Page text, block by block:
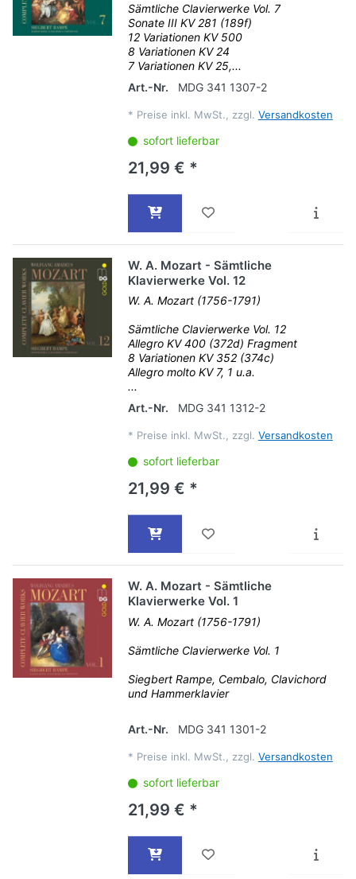
Sämtliche Clavierwerke Vol. 7
Sonate III KV 281 (189f)
12 Variationen KV 500
8 Variationen KV 24
7 Variationen KV 25,...
Art.-Nr.
MDG 341 1307-2
* Preise inkl. MwSt., zzgl. Versandkosten
sofort lieferbar
21,99 € *
W. A. Mozart - Sämtliche
Klavierwerke Vol. 12
W. A. Mozart (1756-1791)
Sämtliche Clavierwerke Vol. 12
Allegro KV 400 (372d) Fragment
8 Variationen KV 352 (374c)
Allegro molto KV 7, 1 u.a.
...
Art.-Nr.
MDG 341 1312-2
* Preise inkl. MwSt., zzgl. Versandkosten
sofort lieferbar
21,99 € *
W. A. Mozart - Sämtliche
Klavierwerke Vol. 1
W. A. Mozart (1756-1791)
Sämtliche Clavierwerke Vol. 1
Siegbert Rampe, Cembalo, Clavichord
und Hammerklavier
Art.-Nr. MDG 341 1301-2
* Preise inkl. MwSt., zzgl. Versandkosten
sofort lieferbar
21,99 € *